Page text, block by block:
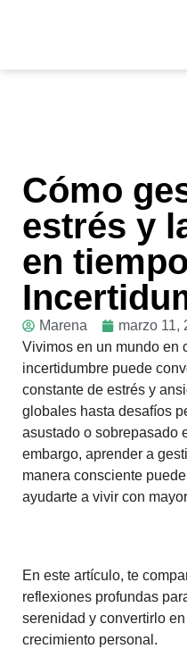
Cómo
estrés y
en
Marena marzo 11,
Vivimos en un mundo en
incertidumbre puede
constante de estrés y
globales hasta desafíos
asustado o sobrepasado
embargo, aprender a
manera consciente
ayudarte a vivir con
En este artículo, te
reflexiones profundas
serenidad y convertirlo
crecimiento personal.